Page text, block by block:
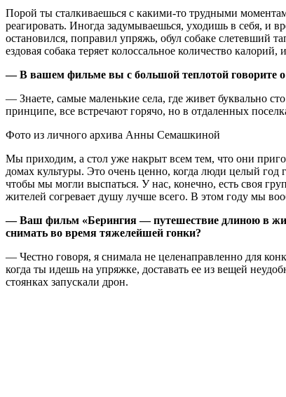
Порой ты сталкиваешься с какими-то трудными
реагировать. Иногда задумываешься, уходишь в себя, и
остановился, поправил упряжь, обул собаке слетевший
ездовая собака теряет колоссальное количество
— В вашем фильме вы с большой теплотой говорите о
— Знаете, самые маленькие села, где живет буквально
принципе, все встречают горячо, но в отдаленных
Фото из личного архива Анны Семашкиной
Мы приходим, а стол уже накрыт всем тем, что они
домах культуры. Это очень ценно, когда люди целый
чтобы мы могли выспаться. У нас, конечно, есть своя
жителей согревает душу лучше всего. В этом году мы
— Ваш фильм «Берингия — путешествие длиною в
снимать во время тяжелейшей гонки?
— Честно говоря, я снимала не целенаправленно для
когда ты идешь на упряжке, доставать ее из вещей
стоянках запускали дрон.